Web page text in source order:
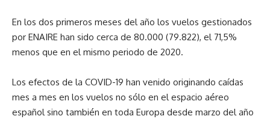
En los dos primeros meses del año los vuelos gestionados
por ENAIRE han sido cerca de 80.000 (79.822), el 71,5%
menos que en el mismo periodo de 2020.
Los efectos de la COVID-19 han venido originando caídas
mes a mes en los vuelos no sólo en el espacio aéreo
español sino también en toda Europa desde marzo del año